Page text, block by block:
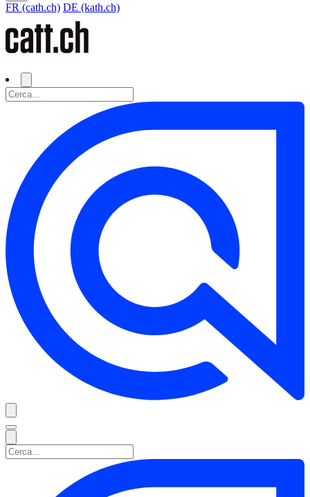
FR (cath.ch) DE (kath.ch)